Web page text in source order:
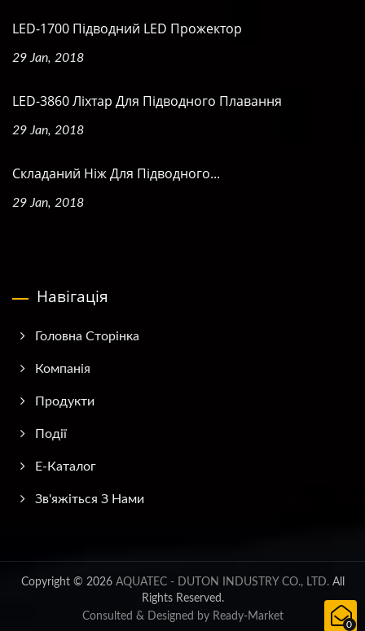
0
LED-1700 Підводний LED Прожектор
29 Jan, 2018
LED-3860 Ліхтар Для Підводного Плавання
29 Jan, 2018
Складаний Ніж Для Підводного...
29 Jan, 2018
Навігація
Головна Сторінка
Компанія
Продукти
Події
E-Каталог
Зв'яжіться З Нами
Copyright © 2026 AQUATEC - DUTON INDUSTRY CO., LTD.All
Rights Reserved.
Consulted & Designed by Ready-Market